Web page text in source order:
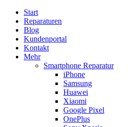
Start
Reparaturen
Blog
Kundenportal
Kontakt
Mehr
Smartphone Reparatur
iPhone
Samsung
Huawei
Xiaomi
Google Pixel
OnePlus